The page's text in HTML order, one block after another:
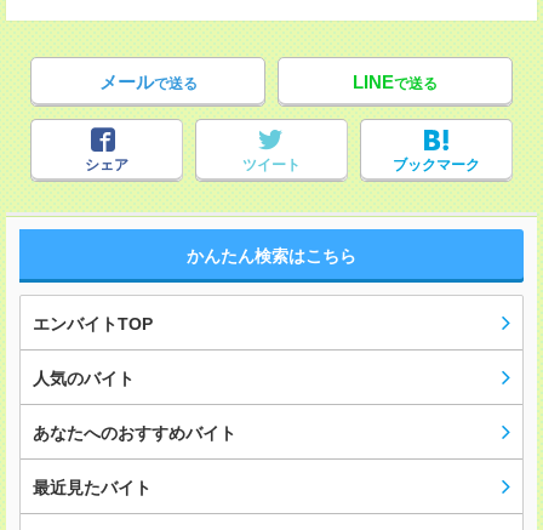
メールで送る LINEで送る
シェア ツイート ブックマーク
かんたん検索はこちら
エンバイトTOP
人気のバイト
あなたへのおすすめバイト
最近見たバイト